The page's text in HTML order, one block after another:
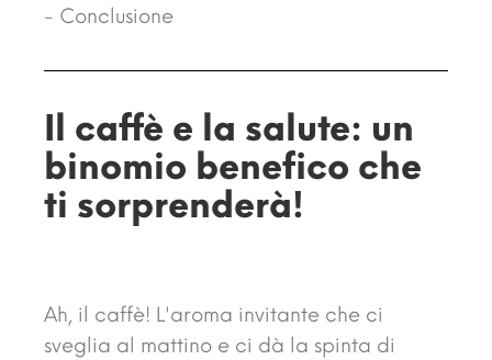
- Conclusione
Il caffè e la salute: un
binomio benefico che
ti sorprenderà!
Ah, il caffè! L'aroma invitante che ci
sveglia al mattino e ci dà la spinta di